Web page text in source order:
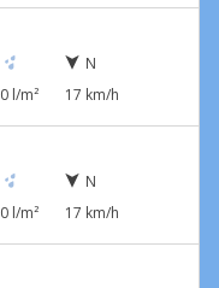
0 l/m²
N
17 km/h
0 l/m²
N
17 km/h